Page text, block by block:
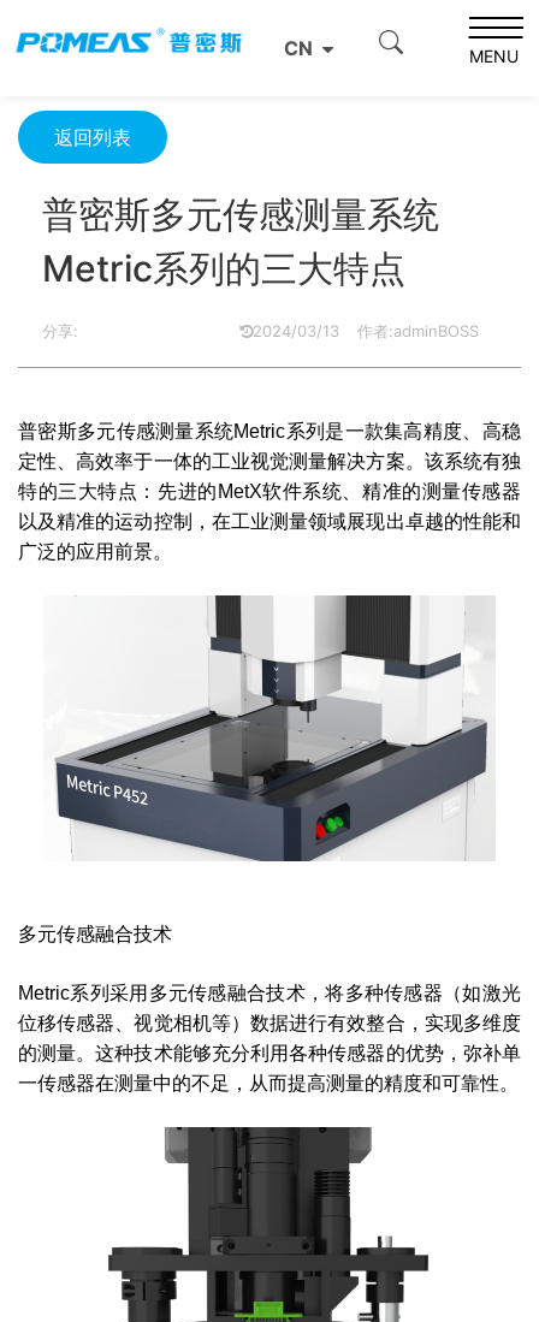
CN MENU
普密斯多元传感测量系统Metric系列的三大特点
返回列表
普密斯多元传感测量系统
Metric系列的三大特点
分享: 2024/03/13 作者:adminBOSS
普密斯多元传感测量系统Metric系列是一款集高精度、高稳
定性、高效率于一体的工业视觉测量解决方案。该系统有独
特的三大特点：先进的MetX软件系统、精准的测量传感器
以及精准的运动控制，在工业测量领域展现出卓越的性能和
广泛的应用前景。
多元传感融合技术
Metric系列采用多元传感融合技术，将多种传感器（如激光
位移传感器、视觉相机等）数据进行有效整合，实现多维度
的测量。这种技术能够充分利用各种传感器的优势，弥补单
一传感器在测量中的不足，从而提高测量的精度和可靠性。